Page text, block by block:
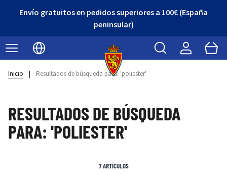
Envío gratuitos en pedidos superiores a 100€ (España
peninsular)
Seleccionar idioma
Buscar Cart
Inicio | Resultados de búsqueda para: 'poliester'
RESULTADOS DE BÚSQUEDA
PARA: 'POLIESTER'
7ARTÍCULOS